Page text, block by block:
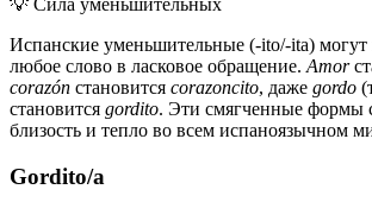
💡 Сила уменьшительных
Испанские уменьшительные (-ito/-ita) могут
любое слово в ласковое обращение. Amor
corazón становится corazoncito, даже gordo
становится gordito. Эти смягченные формы
близость и тепло во всем испаноязычном
Gordito/a